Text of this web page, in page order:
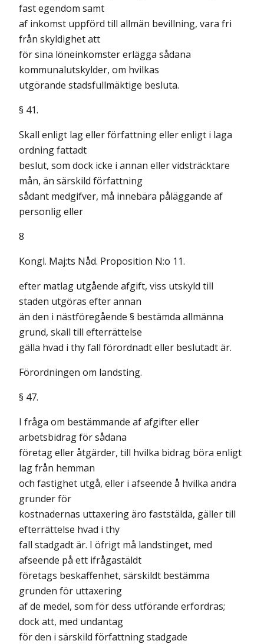
fast egendom samt
af inkomst uppförd till allmän bevillning, vara fri
från skyldighet att
för sina löneinkomster erlägga sådana
kommunalutskylder, om hvilkas
utgörande stadsfullmäktige besluta.
§ 41.
Skall enligt lag eller författning eller enligt i laga
ordning fattadt
beslut, som dock icke i annan eller vidsträcktare
mån, än särskild författning
sådant medgifver, må innebära påläggande af
personlig eller
8
Kongl. Maj:ts Nåd. Proposition N:o 11.
efter matlag utgående afgift, viss utskyld till
staden utgöras efter annan
än den i nästföregående § bestämda allmänna
grund, skall till efterrättelse
gälla hvad i thy fall förordnadt eller beslutadt är.
Förordningen om landsting.
§ 47.
I fråga om bestämmande af afgifter eller
arbetsbidrag för sådana
företag eller åtgärder, till hvilka bidrag böra enligt
lag från hemman
och fastighet utgå, eller i afseende å hvilka andra
grunder för
kostnadernas uttaxering äro faststälda, gäller till
efterrättelse hvad i thy
fall stadgadt är. I öfrigt må landstinget, med
afseende på ett ifrågastäldt
företags beskaffenhet, särskildt bestämma
grunden för uttaxering
af de medel, som för dess utförande erfordras;
dock att, med undantag
för den i särskild författning stadgade